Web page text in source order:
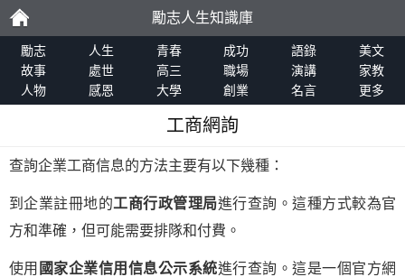
勵
志
勵志人生知識庫
勵志 人生 青春 成功 語錄
美文
故事
處世 高三 職場 演講
家教
人物
感恩 大學 創業 名言 更多
工商網詢
查詢企業工商信息的方法主要有以下幾種：
到企業註冊地的工商行政管理局進行查詢。這種方式較為官
方和準確，但可能需要排隊和付費。
使用 國家企業信用信息公示系統進行查詢。這是一個官方網